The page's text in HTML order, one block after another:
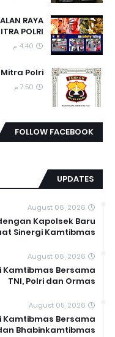
RAYA
POLRI
4:40 م
Polri
7:50 م
FOLLOW FACEBOOK
UPDATES
August 06, 2026
Kapolsek Baru
Sinergi Kamtibmas
August 06, 2026
Kamtibmas Bersama
TNI, Polri dan Ormas
August 05, 2026
Kamtibmas Bersama
Bhabinkamtibmas